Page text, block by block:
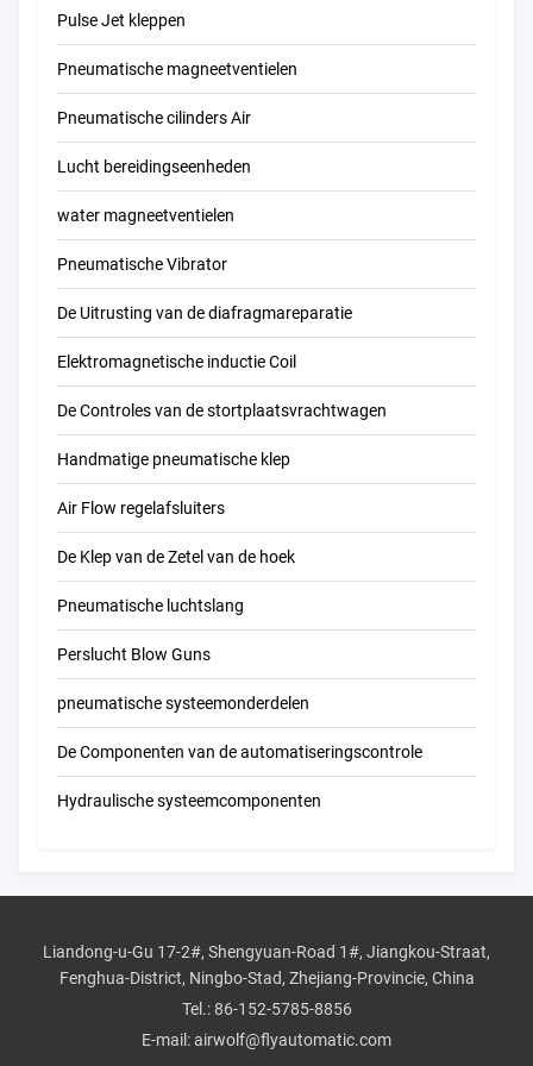
Pulse Jet kleppen
Pneumatische magneetventielen
Pneumatische cilinders Air
Lucht bereidingseenheden
water magneetventielen
Pneumatische Vibrator
De Uitrusting van de diafragmareparatie
Elektromagnetische inductie Coil
De Controles van de stortplaatsvrachtwagen
Handmatige pneumatische klep
Air Flow regelafsluiters
De Klep van de Zetel van de hoek
Pneumatische luchtslang
Perslucht Blow Guns
pneumatische systeemonderdelen
De Componenten van de automatiseringscontrole
Hydraulische systeemcomponenten
Liandong-u-Gu 17-2#, Shengyuan-Road 1#, Jiangkou-Straat,
Fenghua-District, Ningbo-Stad, Zhejiang-Provincie, China
Tel.:86-152-5785-8856
E-mail:airwolf@flyautomatic.com